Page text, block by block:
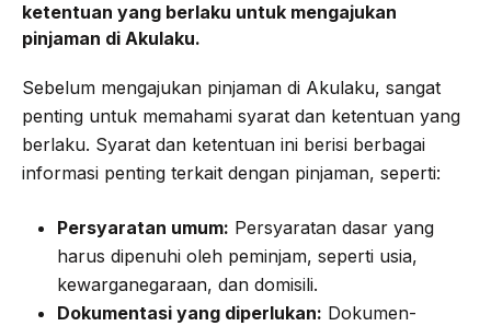
ketentuan yang berlaku untuk mengajukan
pinjaman di Akulaku.
Sebelum mengajukan pinjaman di Akulaku, sangat
penting untuk memahami syarat dan ketentuan yang
berlaku. Syarat dan ketentuan ini berisi berbagai
informasi penting terkait dengan pinjaman, seperti:
Persyaratan umum: Persyaratan dasar yang
harus dipenuhi oleh peminjam, seperti usia,
kewarganegaraan, dan domisili.
Dokumentasi yang diperlukan: Dokumen-